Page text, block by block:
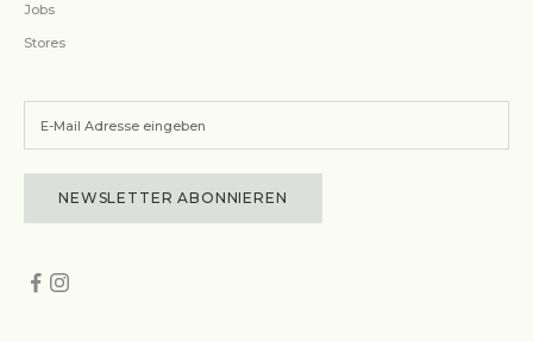
Jobs
Stores
NEWSLETTER ABONNIEREN